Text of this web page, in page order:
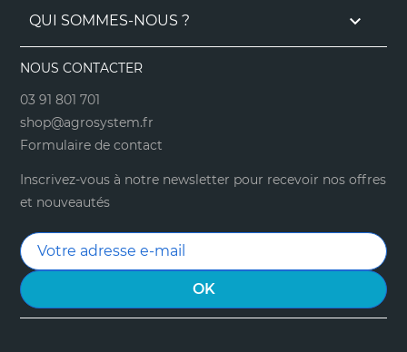
QUI SOMMES-NOUS ? 
NOUS CONTACTER
03 91 801 701
shop@agrosystem.fr
Formulaire de contact
Inscrivez-vous à notre newsletter pour recevoir nos offres
et nouveautés